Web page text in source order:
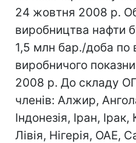
24 жовтня 2008 р.
виробництва нафти
1,5 млн бар./доба по
виробничого
2008 р. До складу
членів: Алжир,
Індонезія, Іран,
Лівія, Нігерія, ОАЕ,